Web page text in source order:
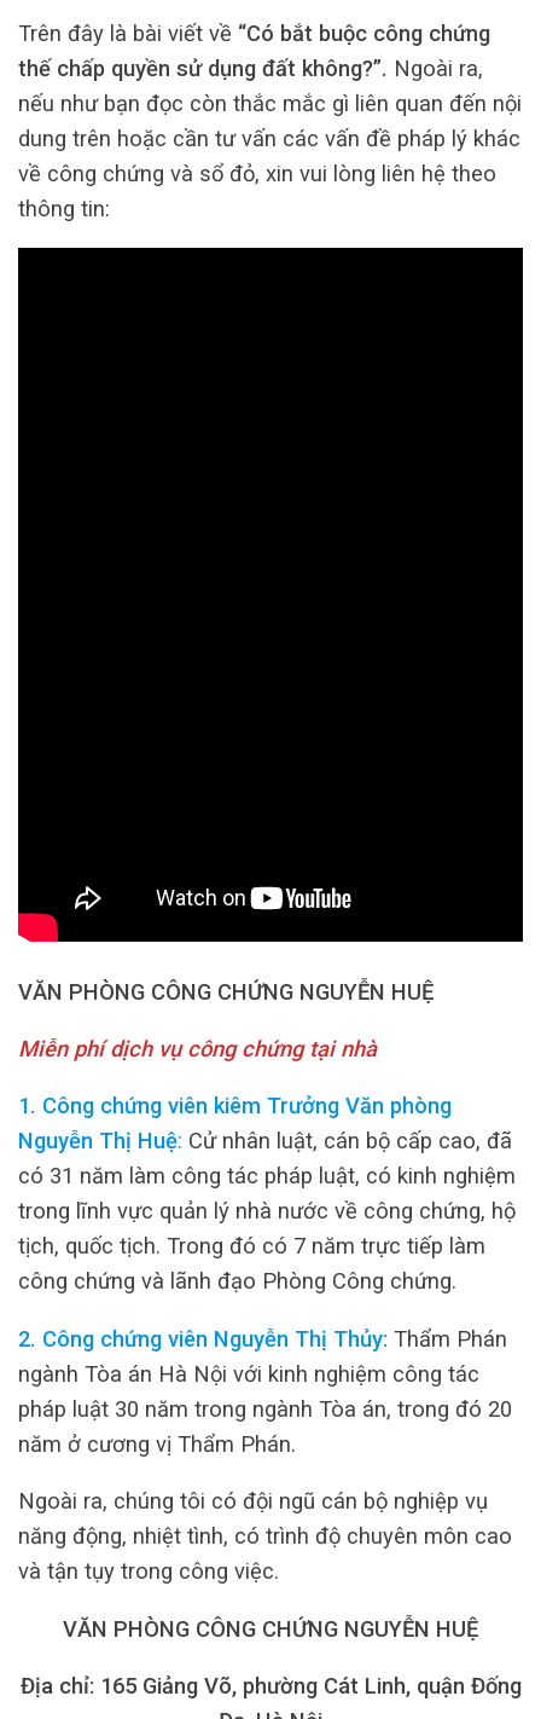
Trên đây là bài viết về “Có bắt buộc công chứng
thế chấp quyền sử dụng đất không?”. Ngoài ra,
nếu như bạn đọc còn thắc mắc gì liên quan đến nội
dung trên hoặc cần tư vấn các vấn đề pháp lý khác
về công chứng và sổ đỏ, xin vui lòng liên hệ theo
thông tin:
VĂN PHÒNG CÔNG CHỨNG NGUYỄN HUỆ
Miễn phí dịch vụ công chứng tại nhà
1. Công chứng viên kiêm Trưởng Văn phòng
Nguyễn Thị Huệ: Cử nhân luật, cán bộ cấp cao, đã
có 31 năm làm công tác pháp luật, có kinh nghiệm
trong lĩnh vực quản lý nhà nước về công chứng, hộ
tịch, quốc tịch. Trong đó có 7 năm trực tiếp làm
công chứng và lãnh đạo Phòng Công chứng.
2. Công chứng viên Nguyễn Thị Thủy: Thẩm Phán
ngành Tòa án Hà Nội với kinh nghiệm công tác
pháp luật 30 năm trong ngành Tòa án, trong đó 20
năm ở cương vị Thẩm Phán.
Ngoài ra, chúng tôi có đội ngũ cán bộ nghiệp vụ
năng động, nhiệt tình, có trình độ chuyên môn cao
và tận tụy trong công việc.
VĂN PHÒNG CÔNG CHỨNG NGUYỄN HUỆ
Địa chỉ: 165 Giảng Võ, phường Cát Linh, quận Đống